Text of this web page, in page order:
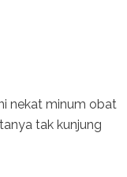
nekat minum obat
tak kunjung